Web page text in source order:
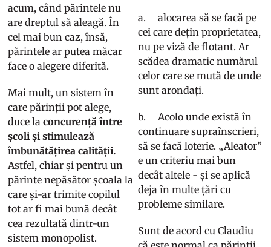
acum, când părintele nu
are dreptul să aleagă. În
cel mai bun caz, însă,
părintele ar putea măcar
face o alegere diferită.
Mai mult, un sistem în
care părinții pot alege,
duce laconcurență între
școli și stimulează
îmbunătățirea calității.
Astfel, chiar și pentru un
părinte nepăsător școala la
care și-ar trimite copilul
tot ar fi mai bună decât
cea rezultată dintr-un
sistem monopolist.
a. alocarea să se facă pe
cei care dețin proprietatea,
nu pe viză de flotant. Ar
scădea dramatic numărul
celor care se mută de unde
sunt arondați.
b. Acolo unde există în
continuare supraînscrieri,
să se facă loterie. „Aleator”
e un criteriu mai bun
decât altele - și se aplică
deja în multe țări cu
probleme similare.
Sunt de acord cu Claudiu